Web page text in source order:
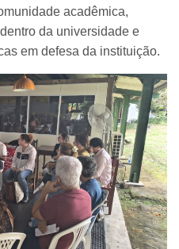
acadêmica,
da universidade e
em defesa da instituição.